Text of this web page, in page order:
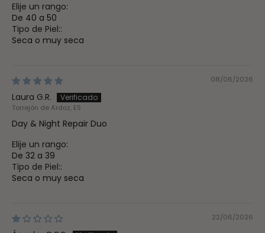
Elije un rango:
De 40 a 50
Tipo de Piel::
Seca o muy seca
08/06/2026
Laura G.R.
Torrejón de Ardoz, ES
Day & Night Repair Duo
Elije un rango:
De 32 a 39
Tipo de Piel::
Seca o muy seca
22/06/2026